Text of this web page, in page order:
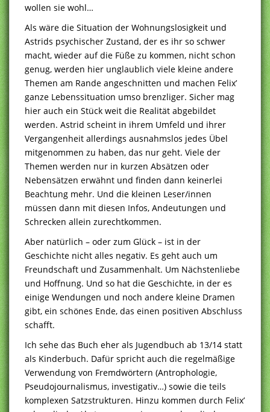
wollen sie wohl…
Als wäre die Situation der Wohnungslosigkeit und
Astrids psychischer Zustand, der es ihr so schwer
macht, wieder auf die Füße zu kommen, nicht schon
genug, werden hier unglaublich viele kleine andere
Themen am Rande angeschnitten und machen Felix’
ganze Lebenssituation umso brenzliger. Sicher mag
hier auch ein Stück weit die Realität abgebildet
werden. Astrid scheint in ihrem Umfeld und ihrer
Vergangenheit allerdings ausnahmslos jedes Übel
mitgenommen zu haben, das nur geht. Viele der
Themen werden nur in kurzen Absätzen oder
Nebensätzen erwähnt und finden dann keinerlei
Beachtung mehr. Und die kleinen Leser/innen
müssen dann mit diesen Infos, Andeutungen und
Schrecken allein zurechtkommen.
Aber natürlich – oder zum Glück – ist in der
Geschichte nicht alles negativ. Es geht auch um
Freundschaft und Zusammenhalt. Um Nächstenliebe
und Hoffnung. Und so hat die Geschichte, in der es
einige Wendungen und noch andere kleine Dramen
gibt, ein schönes Ende, das einen positiven Abschluss
schafft.
Ich sehe das Buch eher als Jugendbuch ab 13/14 statt
als Kinderbuch. Dafür spricht auch die regelmäßige
Verwendung von Fremdwörtern (Antrophologie,
Pseudojournalismus, investigativ…) sowie die teils
komplexen Satzstrukturen. Hinzu kommen durch Felix’